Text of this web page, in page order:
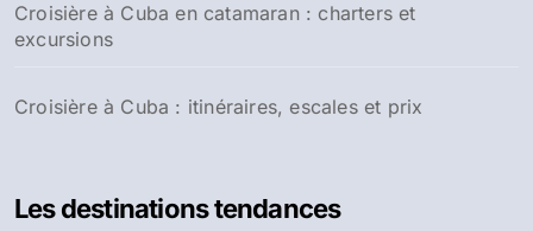
Croisière à Cuba en catamaran : charters et
excursions
Croisière à Cuba : itinéraires, escales et prix
Les destinations tendances